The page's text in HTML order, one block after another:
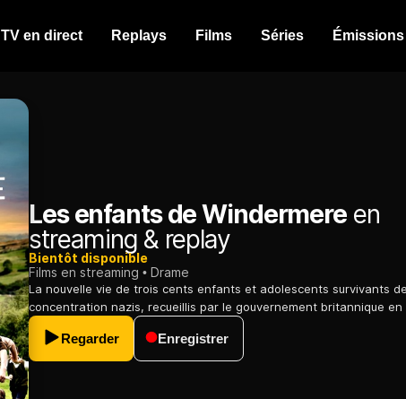
TV en direct Replays Films Séries
Les enfants de Windermere en
streaming & replay
Bientôt disponible
Films en streaming
Drame
La nouvelle vie de trois cents enfants et adolescents survivants
concentration nazis, recueillis par le gouvernement britannique en
Regarder Enregistrer